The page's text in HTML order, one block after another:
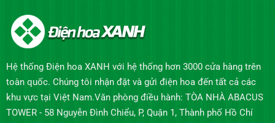
Hệ thống Điện hoa XANH với hệ thống hơn 3000 cửa hàng trên
toàn quốc. Chúng tôi nhận đặt và gửi điện hoa đến tất cả các
khu vực tại Việt Nam.Văn phòng điều hành: TÒA NHÀ ABACUS
TOWER - 58 Nguyễn Đình Chiểu, P, Quận 1, Thành phố Hồ Chí